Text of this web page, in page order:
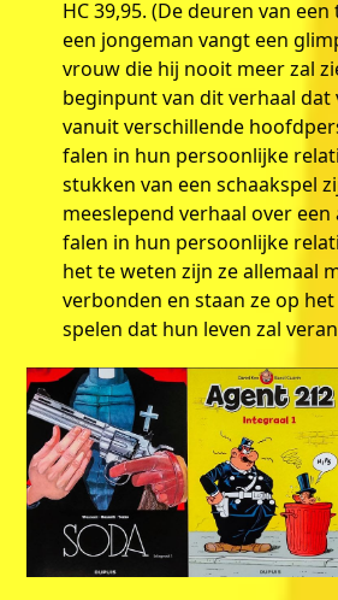
HC 39,95. (De deuren van
een jongeman vangt een
vrouw die hij nooit meer zal
beginpunt van dit verhaal
vanuit verschillende
falen in hun persoonlijke
stukken van een schaakspel
meeslepend verhaal over
falen in hun persoonlijke
het te weten zijn ze allemaal
verbonden en staan ze op
spelen dat hun leven zal